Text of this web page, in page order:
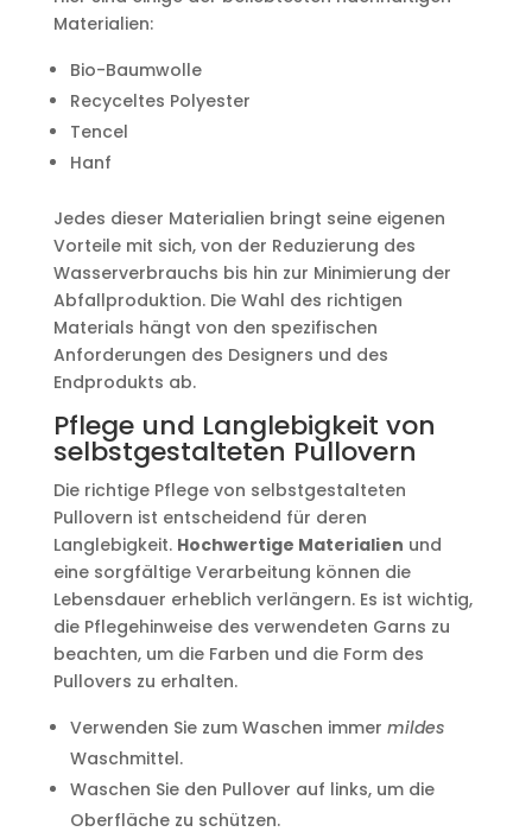
Materialien:
Bio-Baumwolle
Recyceltes Polyester
Tencel
Hanf
Jedes dieser Materialien bringt seine eigenen
Vorteile mit sich, von der Reduzierung des
Wasserverbrauchs bis hin zur Minimierung der
Abfallproduktion. Die Wahl des richtigen
Materials hängt von den spezifischen
Anforderungen des Designers und des
Endprodukts ab.
Pflege und Langlebigkeit von
selbstgestalteten Pullovern
Die richtige Pflege von selbstgestalteten
Pullovern ist entscheidend für deren
Langlebigkeit. Hochwertige Materialien und
eine sorgfältige Verarbeitung können die
Lebensdauer erheblich verlängern. Es ist wichtig,
die Pflegehinweise des verwendeten Garns zu
beachten, um die Farben und die Form des
Pullovers zu erhalten.
Verwenden Sie zum Waschen immer mildes
Waschmittel.
Waschen Sie den Pullover auf links, um die
Oberfläche zu schützen.